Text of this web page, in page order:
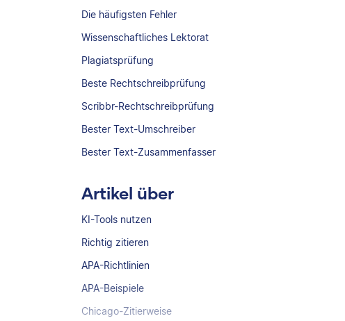
Die häufigsten Fehler
Wissenschaftliches Lektorat
Plagiatsprüfung
Beste Rechtschreibprüfung
Scribbr-Rechtschreibprüfung
Bester Text-Umschreiber
Bester Text-Zusammenfasser
Artikel über
KI-Tools nutzen
Richtig zitieren
APA-Richtlinien
APA-Beispiele
Chicago-Zitierweise